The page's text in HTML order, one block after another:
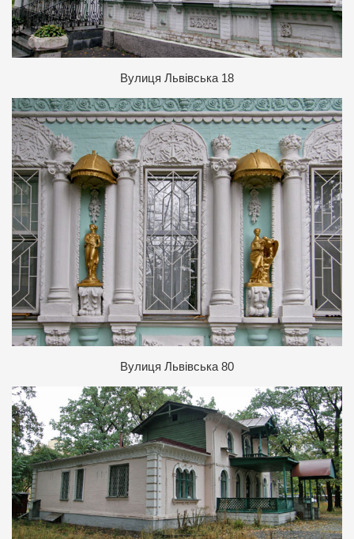
Вулиця Львівська 18
Вулиця Львівська 80